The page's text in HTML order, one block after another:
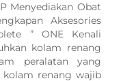
Menyediakan Obat
Aksesories
” ONE Kenali
kolam renang
peralatan yang
kolam renang wajib